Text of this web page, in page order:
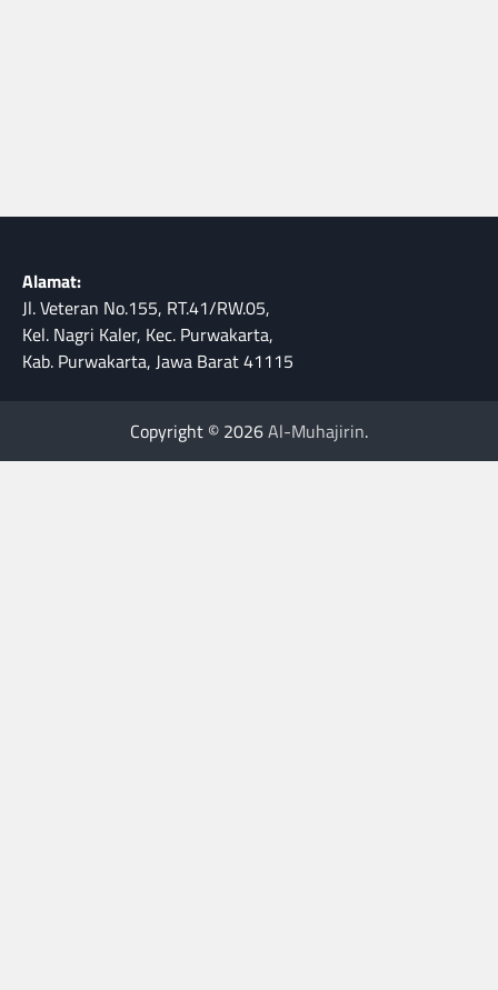
Alamat:
Jl. Veteran No.155, RT.41/RW.05,
Kel. Nagri Kaler, Kec. Purwakarta,
Kab. Purwakarta, Jawa Barat 41115
Copyright © 2026Al-Muhajirin.